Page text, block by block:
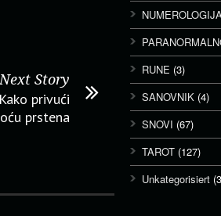
Next Story
privući
prstena
RUNE (3)
SANOVNIK (4)
SNOVI (67)
TAROT (127)
Unkategorisiert